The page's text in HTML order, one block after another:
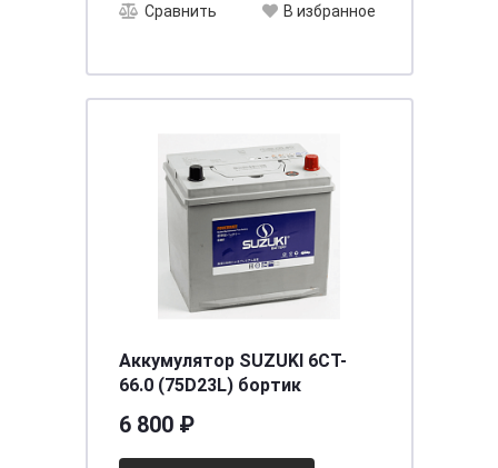
Сравнить В избранное
Аккумулятор SUZUKI 6CT-
66.0 (75D23L) бортик
6 800 ₽